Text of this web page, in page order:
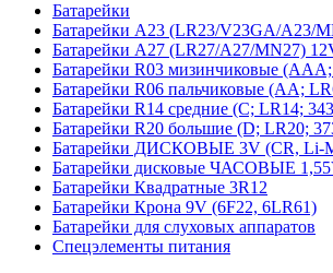
Батарейки
Батарейки A23 (LR23/V23GA/A23/
Батарейки A27 (LR27/A27/MN27)
Батарейки R03 мизинчиковые
Батарейки R06 пальчиковые (AA;
Батарейки R14 средние (C; LR14;
Батарейки R20 большие (D; LR20;
Батарейки ДИСКОВЫЕ 3V (CR, Li-
Батарейки дисковые ЧАСОВЫЕ
Батарейки Квадратные 3R12
Батарейки Крона 9V (6F22, 6LR61)
Батарейки для слуховых аппаратов
Спецэлементы питания